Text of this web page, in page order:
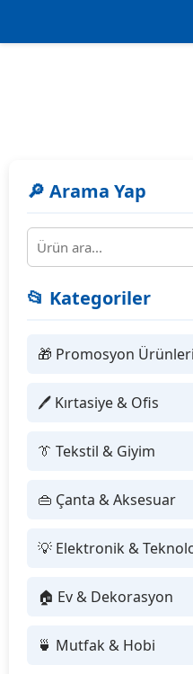
🔎 Arama Yap
📂 Kategoriler
🎁 Promosyon Ürünleri
🖊 Kırtasiye & Ofis
👔 Tekstil & Giyim
👜 Çanta & Aksesuar
💡 Elektronik &
🏠 Ev & Dekorasyon
🍵 Mutfak & Hobi